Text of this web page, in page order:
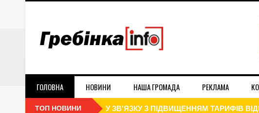
ГОЛОВНА НОВИНИ НАША ГРОМАДА РЕКЛАМА
ТОП НОВИНИ З 25 СІЧНЯ ШКОЛИ ТА УНІВЕРСИТЕТИ